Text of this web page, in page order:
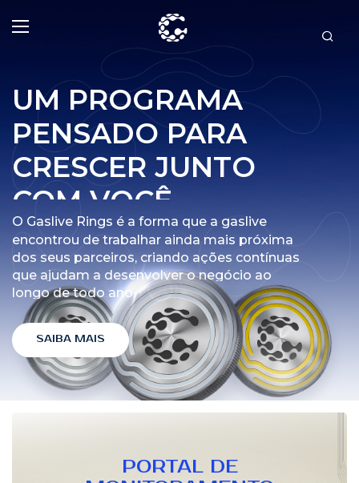
UM PROGRAMA
PENSADO PARA
CRESCER JUNTO
COM VOCÊ
O Gaslive Rings é a forma que a gaslive
encontrou de trabalhar ainda mais próxima
dos seus parceiros, criando ações contínuas
que ajudam a desenvolver o negócio ao
longo de todo ano.
SAIBA MAIS
PORTAL DE